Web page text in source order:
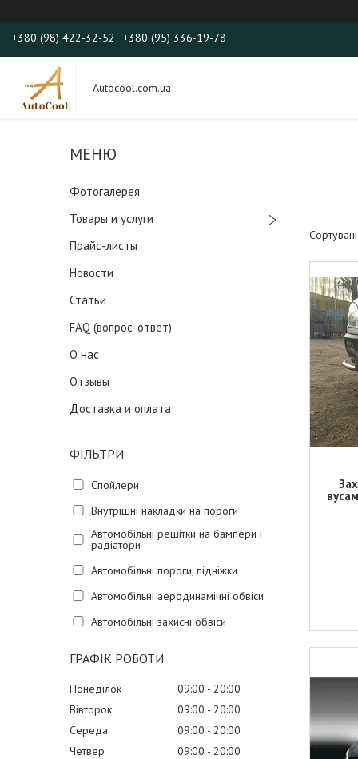
+380 (98) 422-32-52 +380 (95) 336-19-78
Autocool.com.ua
Фотогалерея
Товары и услуги
Прайс-листы
Новости
Статьи
FAQ (вопрос-ответ)
О нас
Отзывы
Доставка и оплата
ФІЛЬТРИ
Спойлери
Внутрішні накладки на пороги
Автомобільні решітки на бампери і
радіатори
Автомобільні пороги, підніжки
Автомобільні аеродинамічні обвіси
Автомобільні захисні обвіси
ГРАФІК РОБОТИ
Понеділок 09:00
20:00
Вівторок
09:00
20:00
Середа
09:00
20:00
Четвер
09:00
20:00